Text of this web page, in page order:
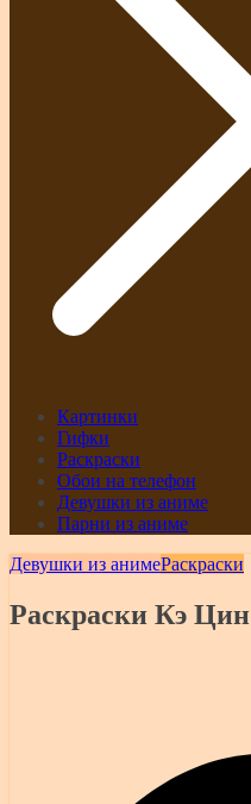
Картинки
Гифки
Раскраски
Обои на телефон
Девушки из аниме
Парни из аниме
Девушки из анимеРаскраски
Раскраски Кэ Цин